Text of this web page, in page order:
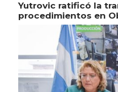
Yutrovic ratificó la
procedimientos en